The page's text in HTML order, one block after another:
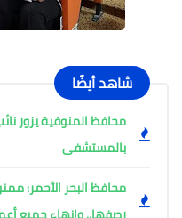
شاهد أيضًا
محافظ المنوفية يزور
بالمستشفى
محافظ البحر الأحمر: